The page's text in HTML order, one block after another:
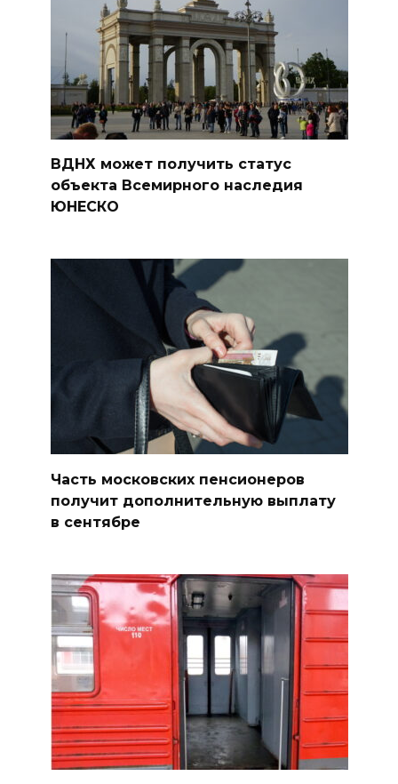
ВДНХ может получить статус
объекта Всемирного наследия
ЮНЕСКО
Часть московских пенсионеров
получит дополнительную выплату
в сентябре